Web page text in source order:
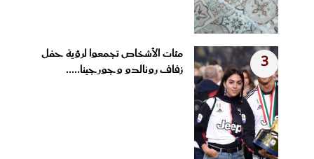
3
مئات الأشخاص تجمعوا لرؤية حفل
زفاف رونالدو وجورجينا.....